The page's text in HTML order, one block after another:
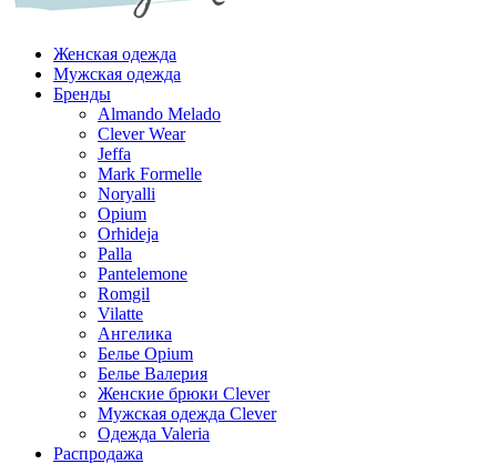
Женская одежда
Мужская одежда
Бренды
Almando Melado
Clever Wear
Jeffa
Mark Formelle
Noryalli
Opium
Orhideja
Palla
Pantelemone
Romgil
Vilatte
Ангелика
Белье Opium
Белье Валерия
Женские брюки Clever
Мужская одежда Clever
Одежда Valeria
Распродажа